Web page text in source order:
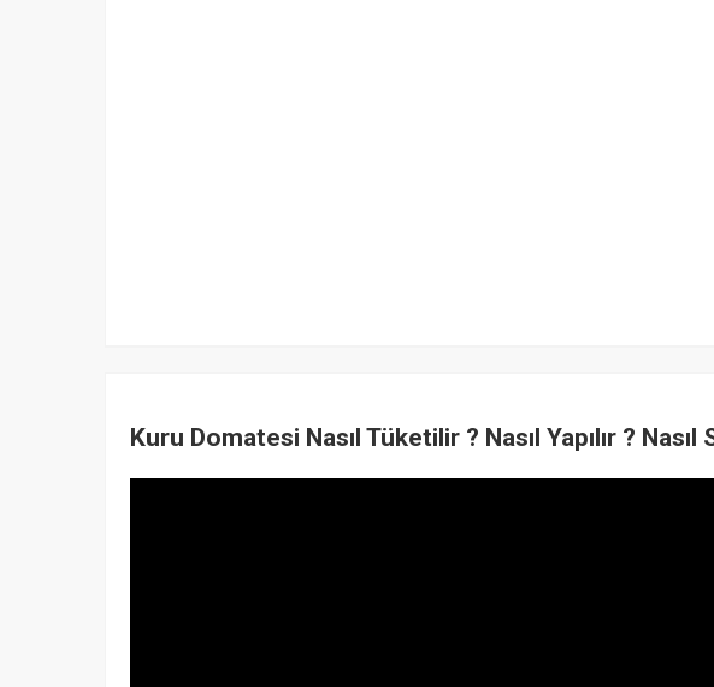
Kuru Domatesi Nasıl Tüketilir ? Nasıl Yapılır ? Nasıl